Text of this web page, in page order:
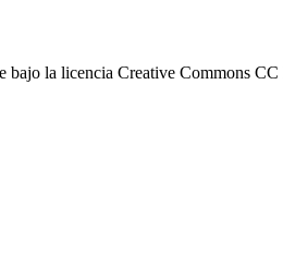
bajo la licencia Creative Commons